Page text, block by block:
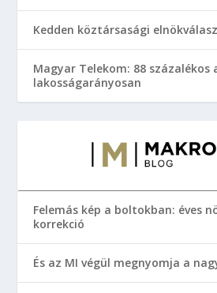
Kedden köztársasági
Magyar Telekom: 88 százalékos
lakosságarányosan
Felemás kép a boltokban: éves
korrekció
És az MI végül megnyomja a